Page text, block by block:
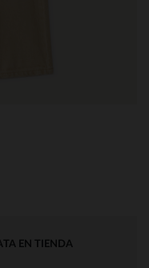
EN TIENDA